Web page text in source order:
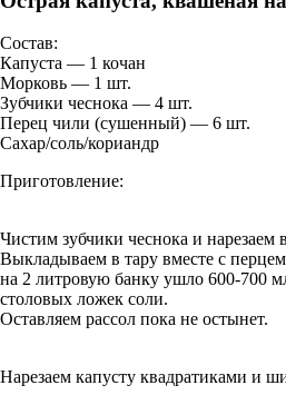
Состав:
Капуста — 1 кочан
Морковь — 1 шт.
Зубчики чеснока — 4 шт.
Перец чили (сушенный) — 6 шт.
Сахар/соль/кориандр
Приготовление:
Чистим зубчики чеснока и нарезаем
Выкладываем в тару вместе с
на 2 литровую банку ушло 600-700
столовых ложек соли.
Оставляем рассол пока не остынет.
Нарезаем капусту квадратиками и